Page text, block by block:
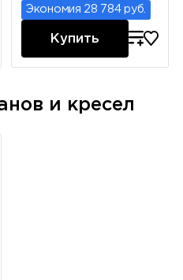
Экономия 28 784 руб.
Купить
и кресел